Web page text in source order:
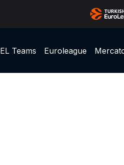
EL Teams Euroleague